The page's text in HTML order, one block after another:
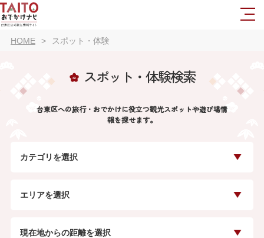
HOME スポット・体験
スポット・体験検索
台東区への旅行・おでかけに役立つ観光スポットや遊び場情
報を探せます。
カテゴリを選択
エリアを選択
現在地からの距離を選択